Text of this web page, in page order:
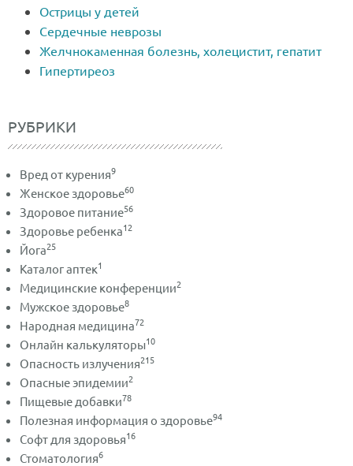
РУБРИКИ
Вред от курения9
Женское здоровье60
Здоровое питание56
Здоровье ребенка12
Йога25
Каталог аптек1
Медицинские конференции2
Мужское здоровье8
Народная медицина72
Онлайн калькуляторы10
Опасность излучения215
Опасные эпидемии2
Пищевые добавки78
Полезная информация о здоровье94
Софт для здоровья16
Стоматология6
Острицы у детей
Сердечные неврозы
Желчнокаменная болезнь, холецистит, гепатит
Гипертиреоз